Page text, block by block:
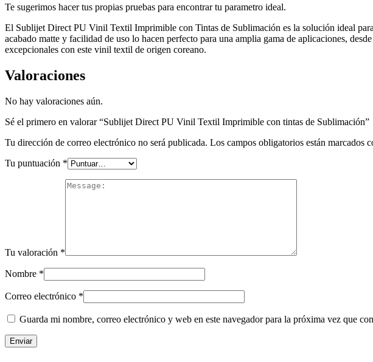
Te sugerimos hacer tus propias pruebas para encontrar tu parametro ideal.
El Sublijet Direct PU Vinil Textil Imprimible con Tintas de Sublimación es la solución ideal
acabado matte y facilidad de uso lo hacen perfecto para una amplia gama de aplicaciones,
excepcionales con este vinil textil de origen coreano.
Valoraciones
No hay valoraciones aún.
Sé el primero en valorar “Sublijet Direct PU Vinil Textil Imprimible con tintas de Sublimación”
Tu dirección de correo electrónico no será publicada. Los campos obligatorios están marcados
Tu puntuación *
Tu valoración *
Nombre *
Correo electrónico *
Guarda mi nombre, correo electrónico y web en este navegador para la próxima vez que